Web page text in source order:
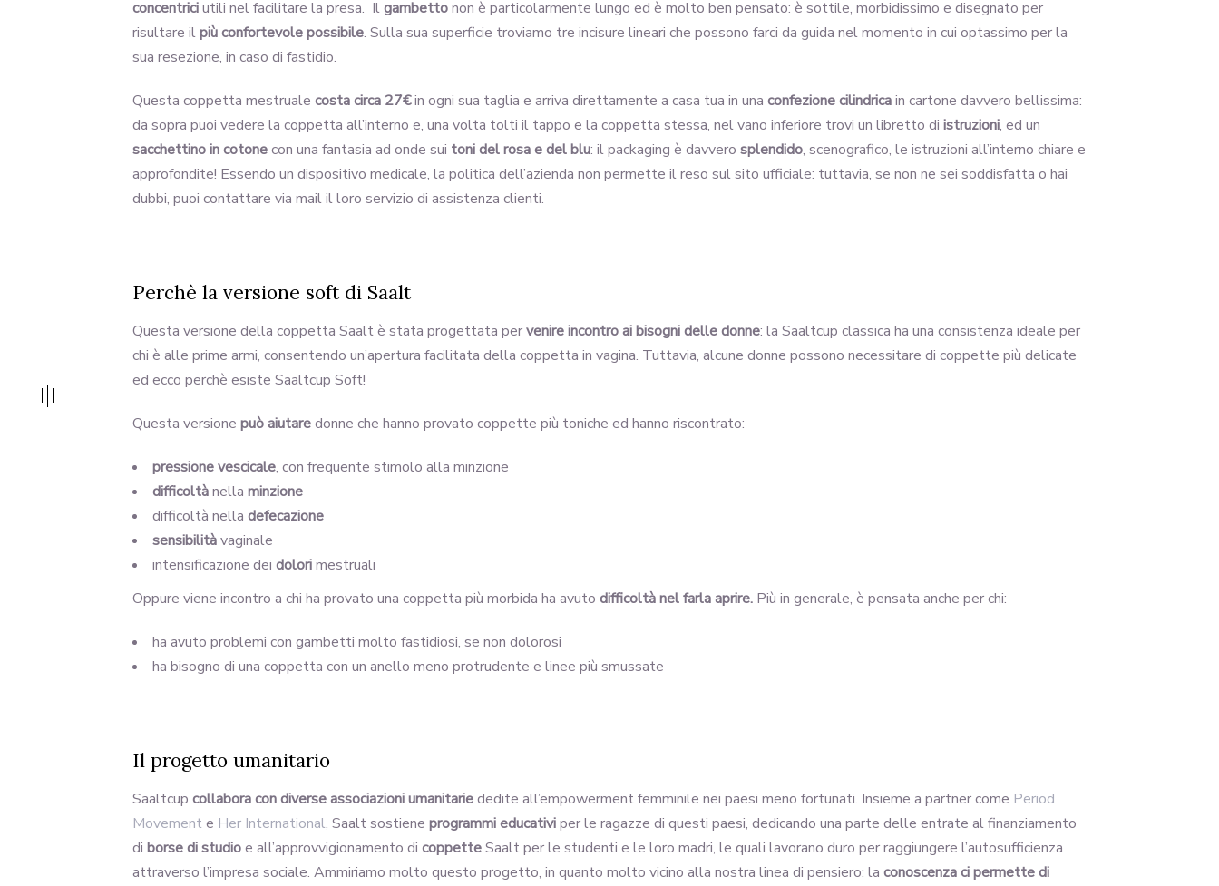
concentriciutili nel facilitare la presa. Ilgambettonon è particolarmente lungo ed è molto ben pensato: è sottile, morbidissimo e disegnato per
risultare ilpiù confortevole possibile. Sulla sua superficie troviamo tre incisure lineari che possono farci da guida nel momento in cui optassimo per la
sua resezione, in caso di fastidio.
Questa coppetta mestrualecostacirca 27€in ogni sua taglia e arriva direttamente a casa tua in unaconfezione cilindricain cartone davvero bellissima:
da sopra puoi vedere la coppetta all’interno e, una volta tolti il tappo e la coppetta stessa, nel vano inferiore trovi un libretto diistruzioni, ed un
sacchettino in cotonecon una fantasia ad onde sui toni del rosa e del blu: il packaging è davverosplendido, scenografico, le istruzioni all’interno chiare e
approfondite! Essendo un dispositivo medicale, la politica dell’azienda non permette il reso sul sito ufficiale: tuttavia, se non ne sei soddisfatta o hai
dubbi, puoi contattare via mail il loro servizio di assistenza clienti.
Perchè la versione soft di Saalt
Questa versione della coppetta Saalt è stata progettata pervenire incontro ai bisogni delle donne: la Saaltcup classica ha una consistenza ideale per
chi è alle prime armi, consentendo un’apertura facilitata della coppetta in vagina. Tuttavia, alcune donne possono necessitare di coppette più delicate
ed ecco perchè esiste Saaltcup Soft!
Questa versionepuò aiutaredonne che hanno provato coppette più toniche ed hanno riscontrato:
pressione vescicale, con frequente stimolo alla minzione
difficoltànellaminzione
difficoltà nelladefecazione
sensibilitàvaginale
intensificazione deidolorimestruali
Oppure viene incontro a chi ha provato una coppetta più morbida ha avutodifficoltà nel farla aprire. Più in generale, è pensata anche per chi:
ha avuto problemi con gambetti molto fastidiosi, se non dolorosi
ha bisogno di una coppetta con un anello meno protrudente e linee più smussate
Il progetto umanitario
Saaltcupcollabora con diverse associazioni umanitariededite all’empowerment femminile nei paesi meno fortunati. Insieme a partner come Period
Movement e Her International, Saalt sostieneprogrammi educativiper le ragazze di questi paesi, dedicando una parte delle entrate al finanziamento
diborse di studioe all’approvvigionamento dicoppetteSaalt per le studenti e le loro madri, le quali lavorano duro per raggiungere l’autosufficienza
attraverso l’impresa sociale. Ammiriamo molto questo progetto, in quanto molto vicino alla nostra linea di pensiero: la conoscenza ci permette di